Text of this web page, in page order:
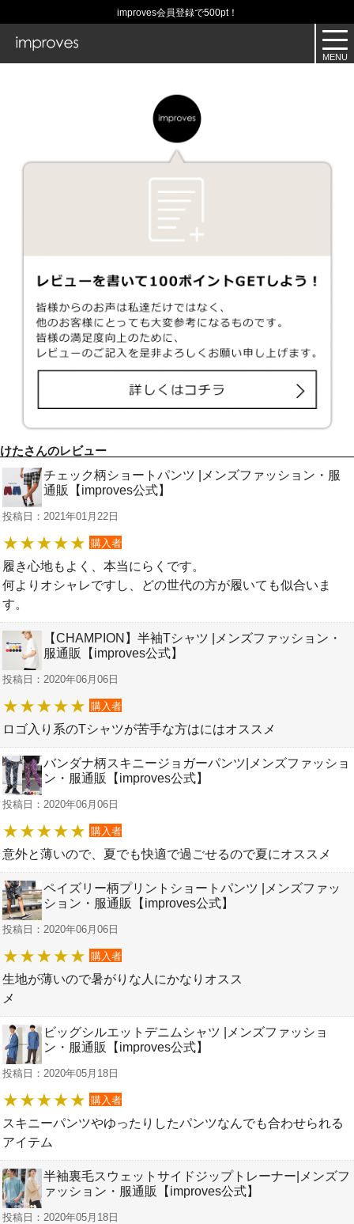
improves会員登録で500pt！
けたさんのレビュー
チェック柄ショートパンツ |メンズファッション・服
通販【improves公式】
投稿日：2021年01月22日
購入者
履き心地もよく、本当にらくです。
何よりオシャレですし、どの世代の方が履いても似合いま
す。
【CHAMPION】半袖Tシャツ |メンズファッション・
服通販【improves公式】
投稿日：2020年06月06日
購入者
ロゴ入り系のTシャツが苦手な方はにはオススメ
バンダナ柄スキニージョガーパンツ|メンズファッショ
ン・服通販【improves公式】
投稿日：2020年06月06日
購入者
意外と薄いので、夏でも快適で過ごせるので夏にオススメ
ペイズリー柄プリントショートパンツ |メンズファッ
ション・服通販【improves公式】
投稿日：2020年06月06日
購入者
生地が薄いので暑がりな人にかなりオスス
メ
ビッグシルエットデニムシャツ |メンズファッショ
ン・服通販【improves公式】
投稿日：2020年05月18日
購入者
スキニーパンツやゆったりしたパンツなんでも合わせられる
アイテム
半袖裏毛スウェットサイドジップトレーナー|メンズフ
ァッション・服通販【improves公式】
投稿日：2020年05月18日